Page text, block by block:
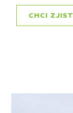
CHCI